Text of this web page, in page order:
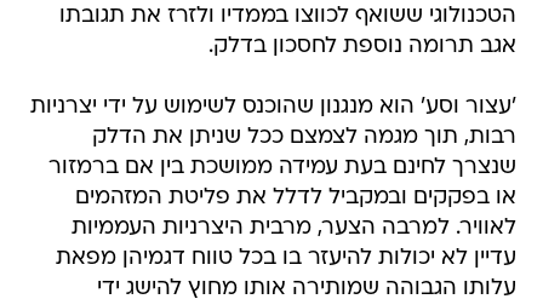
הטכנולוגי ששואף לכווצו בממדיו ולזרז את תגובתו
אגב תרומה נוספת לחסכון בדלק.
'עצור וסע' הוא מנגנון שהוכנס לשימוש על ידי יצרניות
רבות, תוך מגמה לצמצם ככל שניתן את הדלק
שנצרך לחינם בעת עמידה ממושכת בין אם ברמזור
או בפקקים ובמקביל לדלל את פליטת המזהמים
לאוויר. למרבה הצער, מרבית היצרניות העממיות
עדיין לא יכולות להיעזר בו בכל טווח דגמיהן מפאת
עלותו הגבוהה שמותירה אותו מחוץ להישג ידי